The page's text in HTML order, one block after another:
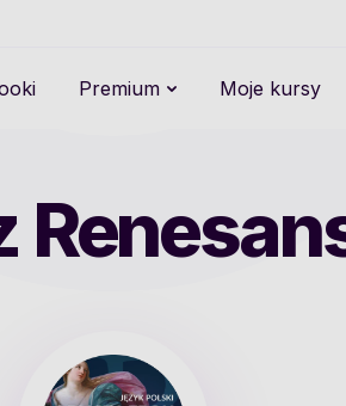
Premium Moje kursy